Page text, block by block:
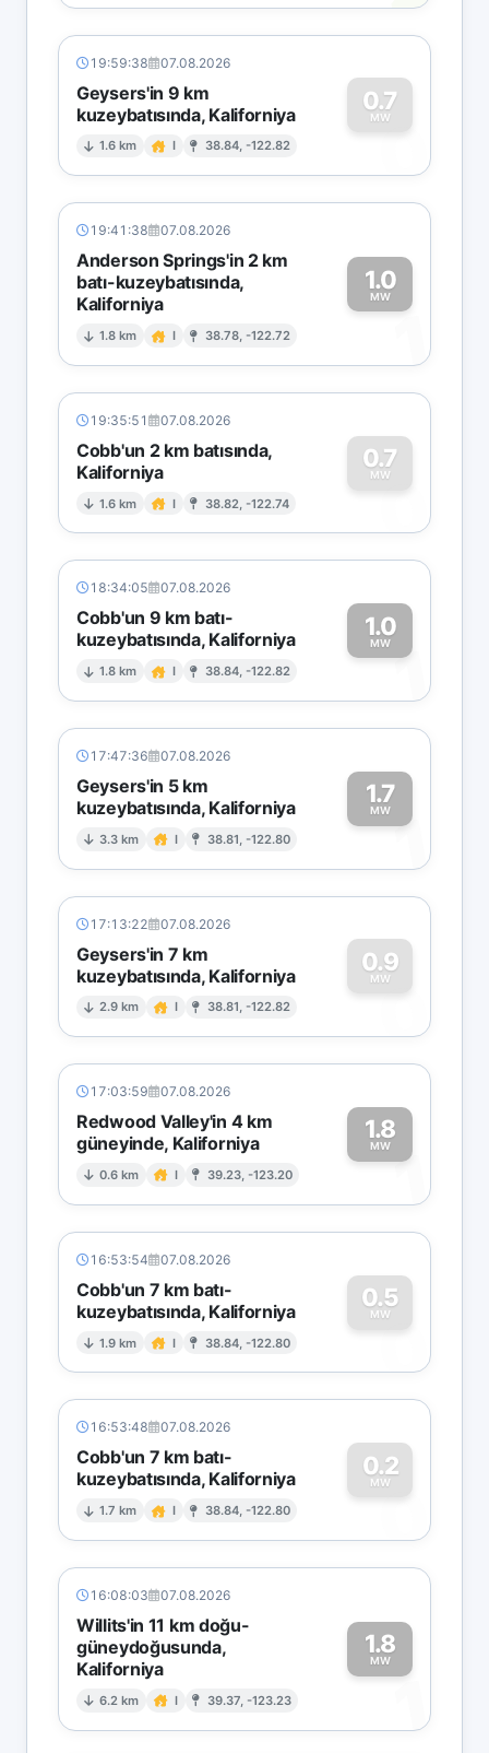
19:59:38 07.08.2026
Geysers'in 9 km
kuzeybatısında, Kaliforniya
1.6 km I 38.84, -122.82
0.7
MW
0
19:41:38 07.08.2026
Anderson Springs'in 2 km
batı-kuzeybatısında,
Kaliforniya
1.8 km I 38.78, -122.72
1.0
MW
1
19:35:51 07.08.2026
Cobb'un 2 km batısında,
Kaliforniya
1.6 km I 38.82, -122.74
0.7
MW
0
18:34:05 07.08.2026
Cobb'un 9 km batı-
kuzeybatısında, Kaliforniya
1.8 km I 38.84, -122.82
1.0
MW1
17:47:36 07.08.2026
Geysers'in 5 km
kuzeybatısında, Kaliforniya
3.3 km I 38.81, -122.80
1.7
MW1
17:13:22 07.08.2026
Geysers'in 7 km
kuzeybatısında, Kaliforniya
2.9 km I 38.81, -122.82
0.9
MW
0
17:03:59 07.08.2026
Redwood Valley'in 4 km
güneyinde, Kaliforniya
0.6 km I 39.23, -123.20
1.8
MW1
16:53:54 07.08.2026
Cobb'un 7 km batı-
kuzeybatısında, Kaliforniya
1.9 km I 38.84, -122.80
0.5
MW
0
16:53:48 07.08.2026
Cobb'un 7 km batı-
kuzeybatısında, Kaliforniya
1.7 km I 38.84, -122.80
0.2
MW
0
16:08:03 07.08.2026
Willits'in 11 km doğu-
güneydoğusunda,
Kaliforniya
6.2 km I 39.37, -123.23
1.8
MW
1